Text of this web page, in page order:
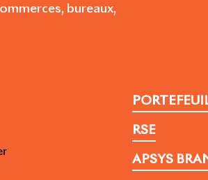
bureaux,
RSE
APSYS